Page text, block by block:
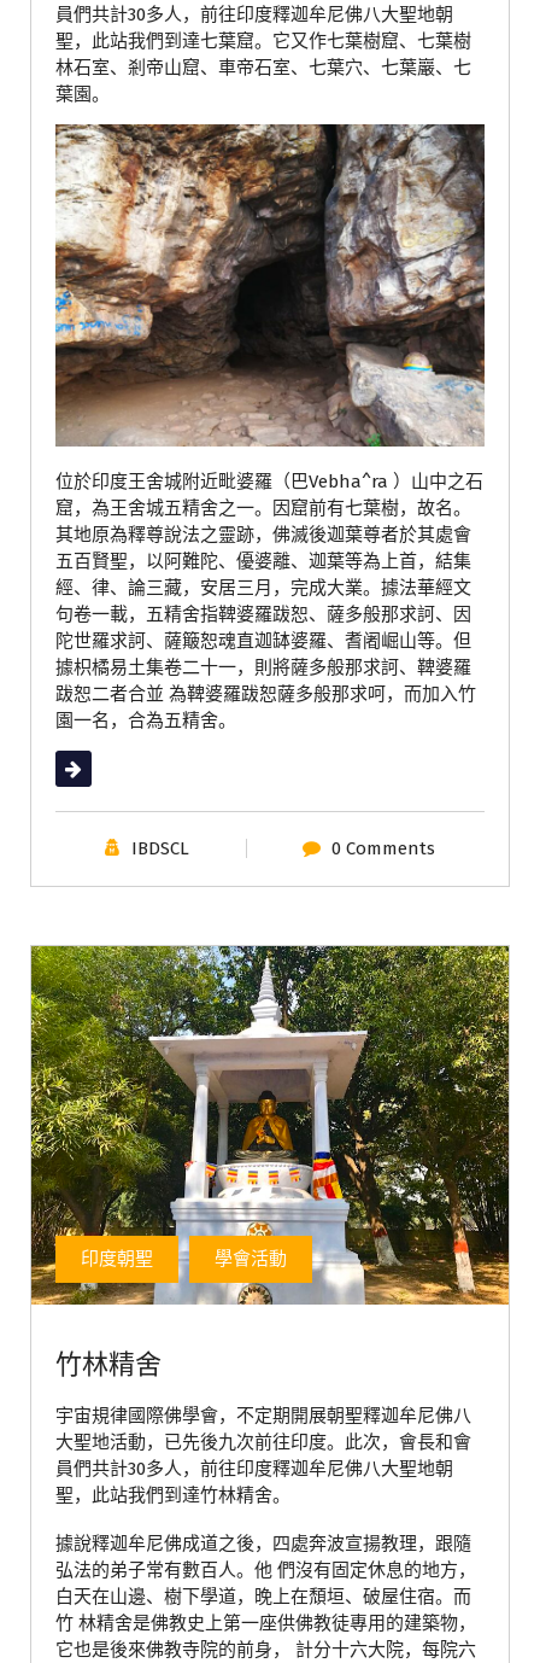
員們共計30多人，前往印度釋迦牟尼佛八大聖地朝
聖，此站我們到達七葉窟。它又作七葉樹窟、七葉樹
林石室、剎帝山窟、車帝石室、七葉穴、七葉巖、七
葉園。
位於印度王舍城附近毗婆羅（巴Vebha^ra ）山中之石
窟，為王舍城五精舍之一。因窟前有七葉樹，故名。
其地原為釋尊說法之靈跡，佛滅後迦葉尊者於其處會
五百賢聖，以阿難陀、優婆離、迦葉等為上首，結集
經、律、論三藏，安居三月，完成大業。據法華經文
句卷一載，五精舍指鞞婆羅跋恕、薩多般那求訶、因
陀世羅求訶、薩簸恕魂直迦缽婆羅、耆阇崛山等。但
據枳橘易土集卷二十一，則將薩多般那求訶、鞞婆羅
跋恕二者合並 為鞞婆羅跋恕薩多般那求呵，而加入竹
園一名，合為五精舍。
Read More
IBDSCL 0 Comments
印度朝聖 學會活動
竹林精舍
宇宙規律國際佛學會，不定期開展朝聖釋迦牟尼佛八
大聖地活動，已先後九次前往印度。此次，會長和會
員們共計30多人，前往印度釋迦牟尼佛八大聖地朝
聖，此站我們到達竹林精舍。
據說釋迦牟尼佛成道之後，四處奔波宣揚教理，跟隨
弘法的弟子常有數百人。他 們沒有固定休息的地方，
白天在山邊、樹下學道，晚上在頹垣、破屋住宿。而
竹 林精舍是佛教史上第一座供佛教徒專用的建築物，
它也是後來佛教寺院的前身， 計分十六大院，每院六